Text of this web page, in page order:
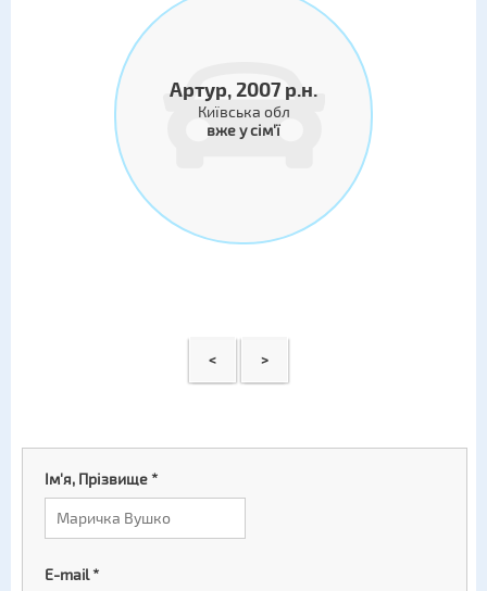
Артур, 2007 р.н.
Київська обл
вже у сім'ї
< >
Ім'я, Прізвище*
E-mail*